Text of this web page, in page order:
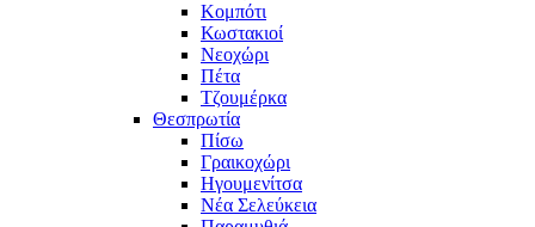
Κομπότι
Κωστακιοί
Νεοχώρι
Πέτα
Τζουμέρκα
Θεσπρωτία
Πίσω
Γραικοχώρι
Ηγουμενίτσα
Νέα Σελεύκεια